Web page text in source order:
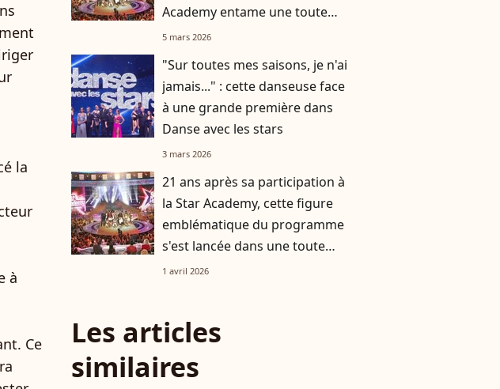
la
à
Ce
Academy entame une toute
nouvelle reconversion
5 mars 2026
"Sur toutes mes saisons, je n'ai
jamais..." : cette danseuse face
à une grande première dans
Danse avec les stars
3 mars 2026
21 ans après sa participation à
la Star Academy, cette figure
emblématique du programme
s'est lancée dans une toute
autre activité
1 avril 2026
Les articles
similaires